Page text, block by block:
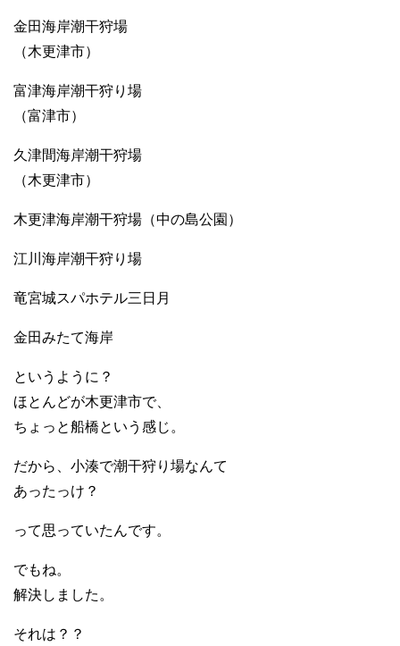
金田海岸潮干狩場
（木更津市）
富津海岸潮干狩り場
（富津市）
久津間海岸潮干狩場
（木更津市）
木更津海岸潮干狩場（中の島公園）
江川海岸潮干狩り場
竜宮城スパホテル三日月
金田みたて海岸
というように？
ほとんどが木更津市で、
ちょっと船橋という感じ。
だから、小湊で潮干狩り場なんて
あったっけ？
って思っていたんです。
でもね。
解決しました。
それは？？